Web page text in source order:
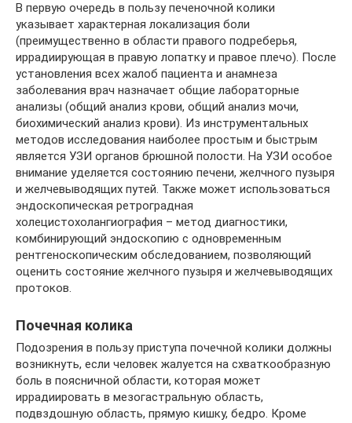
В первую очередь в пользу печеночной колики
указывает характерная локализация боли
(преимущественно в области правого подреберья,
иррадиирующая в правую лопатку и правое плечо). После
установления всех жалоб пациента и анамнеза
заболевания врач назначает общие лабораторные
анализы (общий анализ крови, общий анализ мочи,
биохимический анализ крови). Из инструментальных
методов исследования наиболее простым и быстрым
является УЗИ органов брюшной полости. На УЗИ особое
внимание уделяется состоянию печени, желчного пузыря
и желчевыводящих путей. Также может использоваться
эндоскопическая ретроградная
холецистохолангиография – метод диагностики,
комбинирующий эндоскопию с одновременным
рентгеноскопическим обследованием, позволяющий
оценить состояние желчного пузыря и желчевыводящих
протоков.
Почечная колика
Подозрения в пользу приступа почечной колики должны
возникнуть, если человек жалуется на схваткообразную
боль в поясничной области, которая может
иррадиировать в мезогастральную область,
подвздошную область, прямую кишку, бедро. Кроме